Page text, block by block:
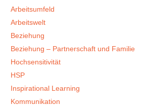
Arbeitsumfeld
Arbeitswelt
Beziehung
Beziehung – Partnerschaft und Familie
Hochsensitivität
HSP
Inspirational Learning
Kommunikation